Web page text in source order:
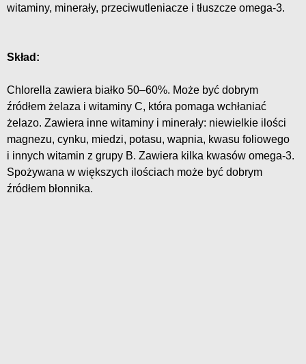
witaminy, minerały, przeciwutleniacze i tłuszcze omega-3.
Skład:
Chlorella zawiera białko 50–60%. Może być dobrym
źródłem żelaza i witaminy C, która pomaga wchłaniać
żelazo. Zawiera inne witaminy i minerały: niewielkie ilości
magnezu, cynku, miedzi, potasu, wapnia, kwasu foliowego
i innych witamin z grupy B. Zawiera kilka kwasów omega-3.
Spożywana w większych ilościach może być dobrym
źródłem błonnika.